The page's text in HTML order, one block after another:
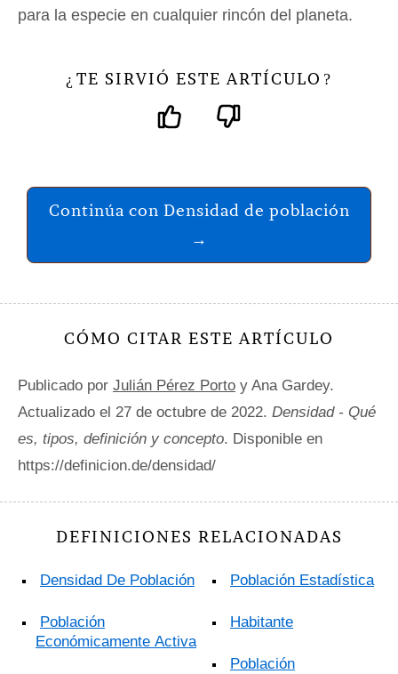
para la especie en cualquier rincón del planeta.
¿ TE SIRVIÓ ESTE ARTÍCULO ?
Continúa con Densidad de población
→
CÓMO CITAR ESTE ARTÍCULO
Publicado por Julián Pérez Porto y Ana Gardey.
Actualizado el 27 de octubre de 2022. Densidad - Qué
es, tipos, definición y concepto. Disponible en
https://definicion.de/densidad/
DEFINICIONES RELACIONADAS
Densidad De Población
Población
Económicamente Activa
Población Estadística
Habitante
Población